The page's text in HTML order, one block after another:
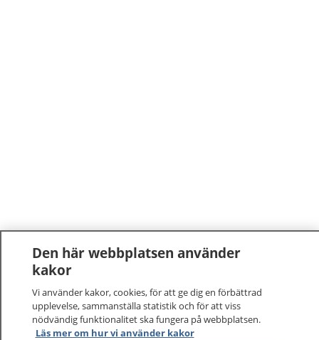
1177–tryggt om din hälsa och vård
Den här webbplatsen använder
kakor
Vi använder kakor, cookies, för att ge dig en förbättrad
upplevelse, sammanställa statistik och för att viss
nödvändig funktionalitet ska fungera på webbplatsen.
Läs mer om hur vi använder kakor